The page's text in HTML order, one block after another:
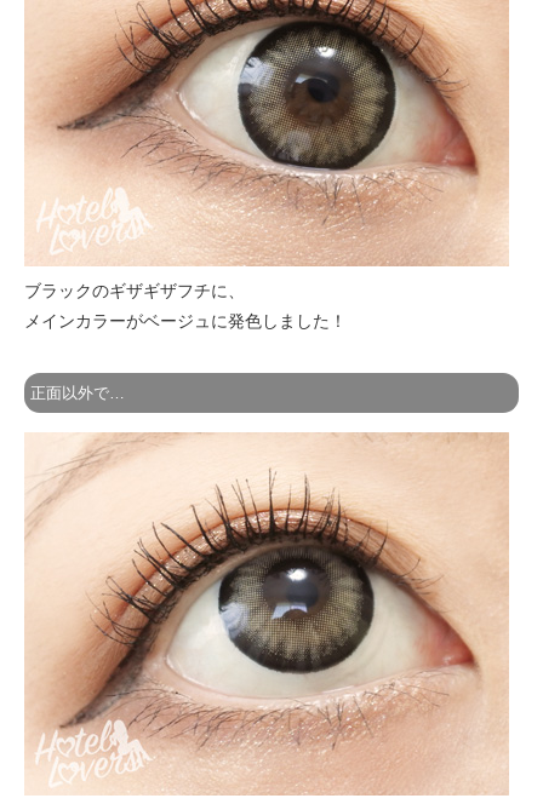
ブラックのギザギザフチに、
メインカラーがベージュに発色しました！
正面以外で…